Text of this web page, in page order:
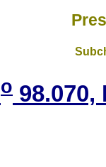
o 98.070,